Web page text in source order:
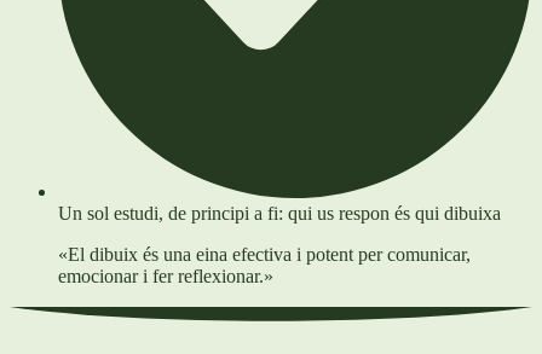
Un sol estudi, de principi a fi: qui us respon és qui dibuixa
«El dibuix és una eina efectiva i potent per comunicar,
emocionar i fer reflexionar.»